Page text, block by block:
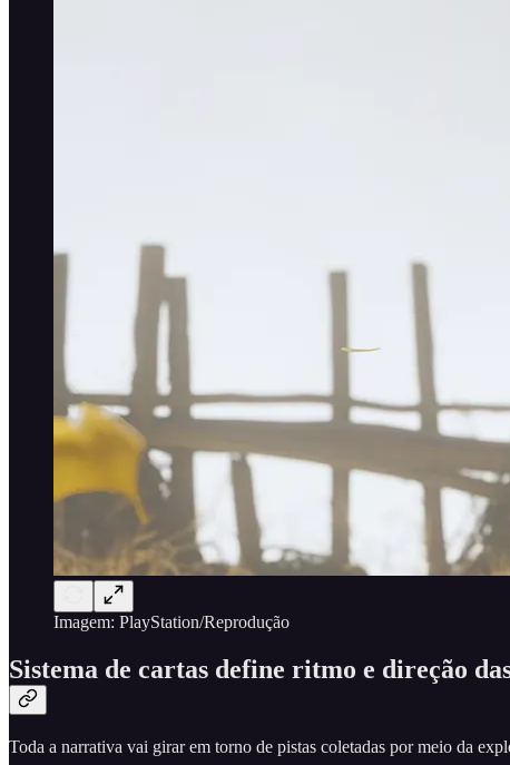
Imagem: PlayStation/Reprodução
Sistema de cartas define ritmo e direção
Toda a narrativa vai girar em torno de pistas coletadas por meio da